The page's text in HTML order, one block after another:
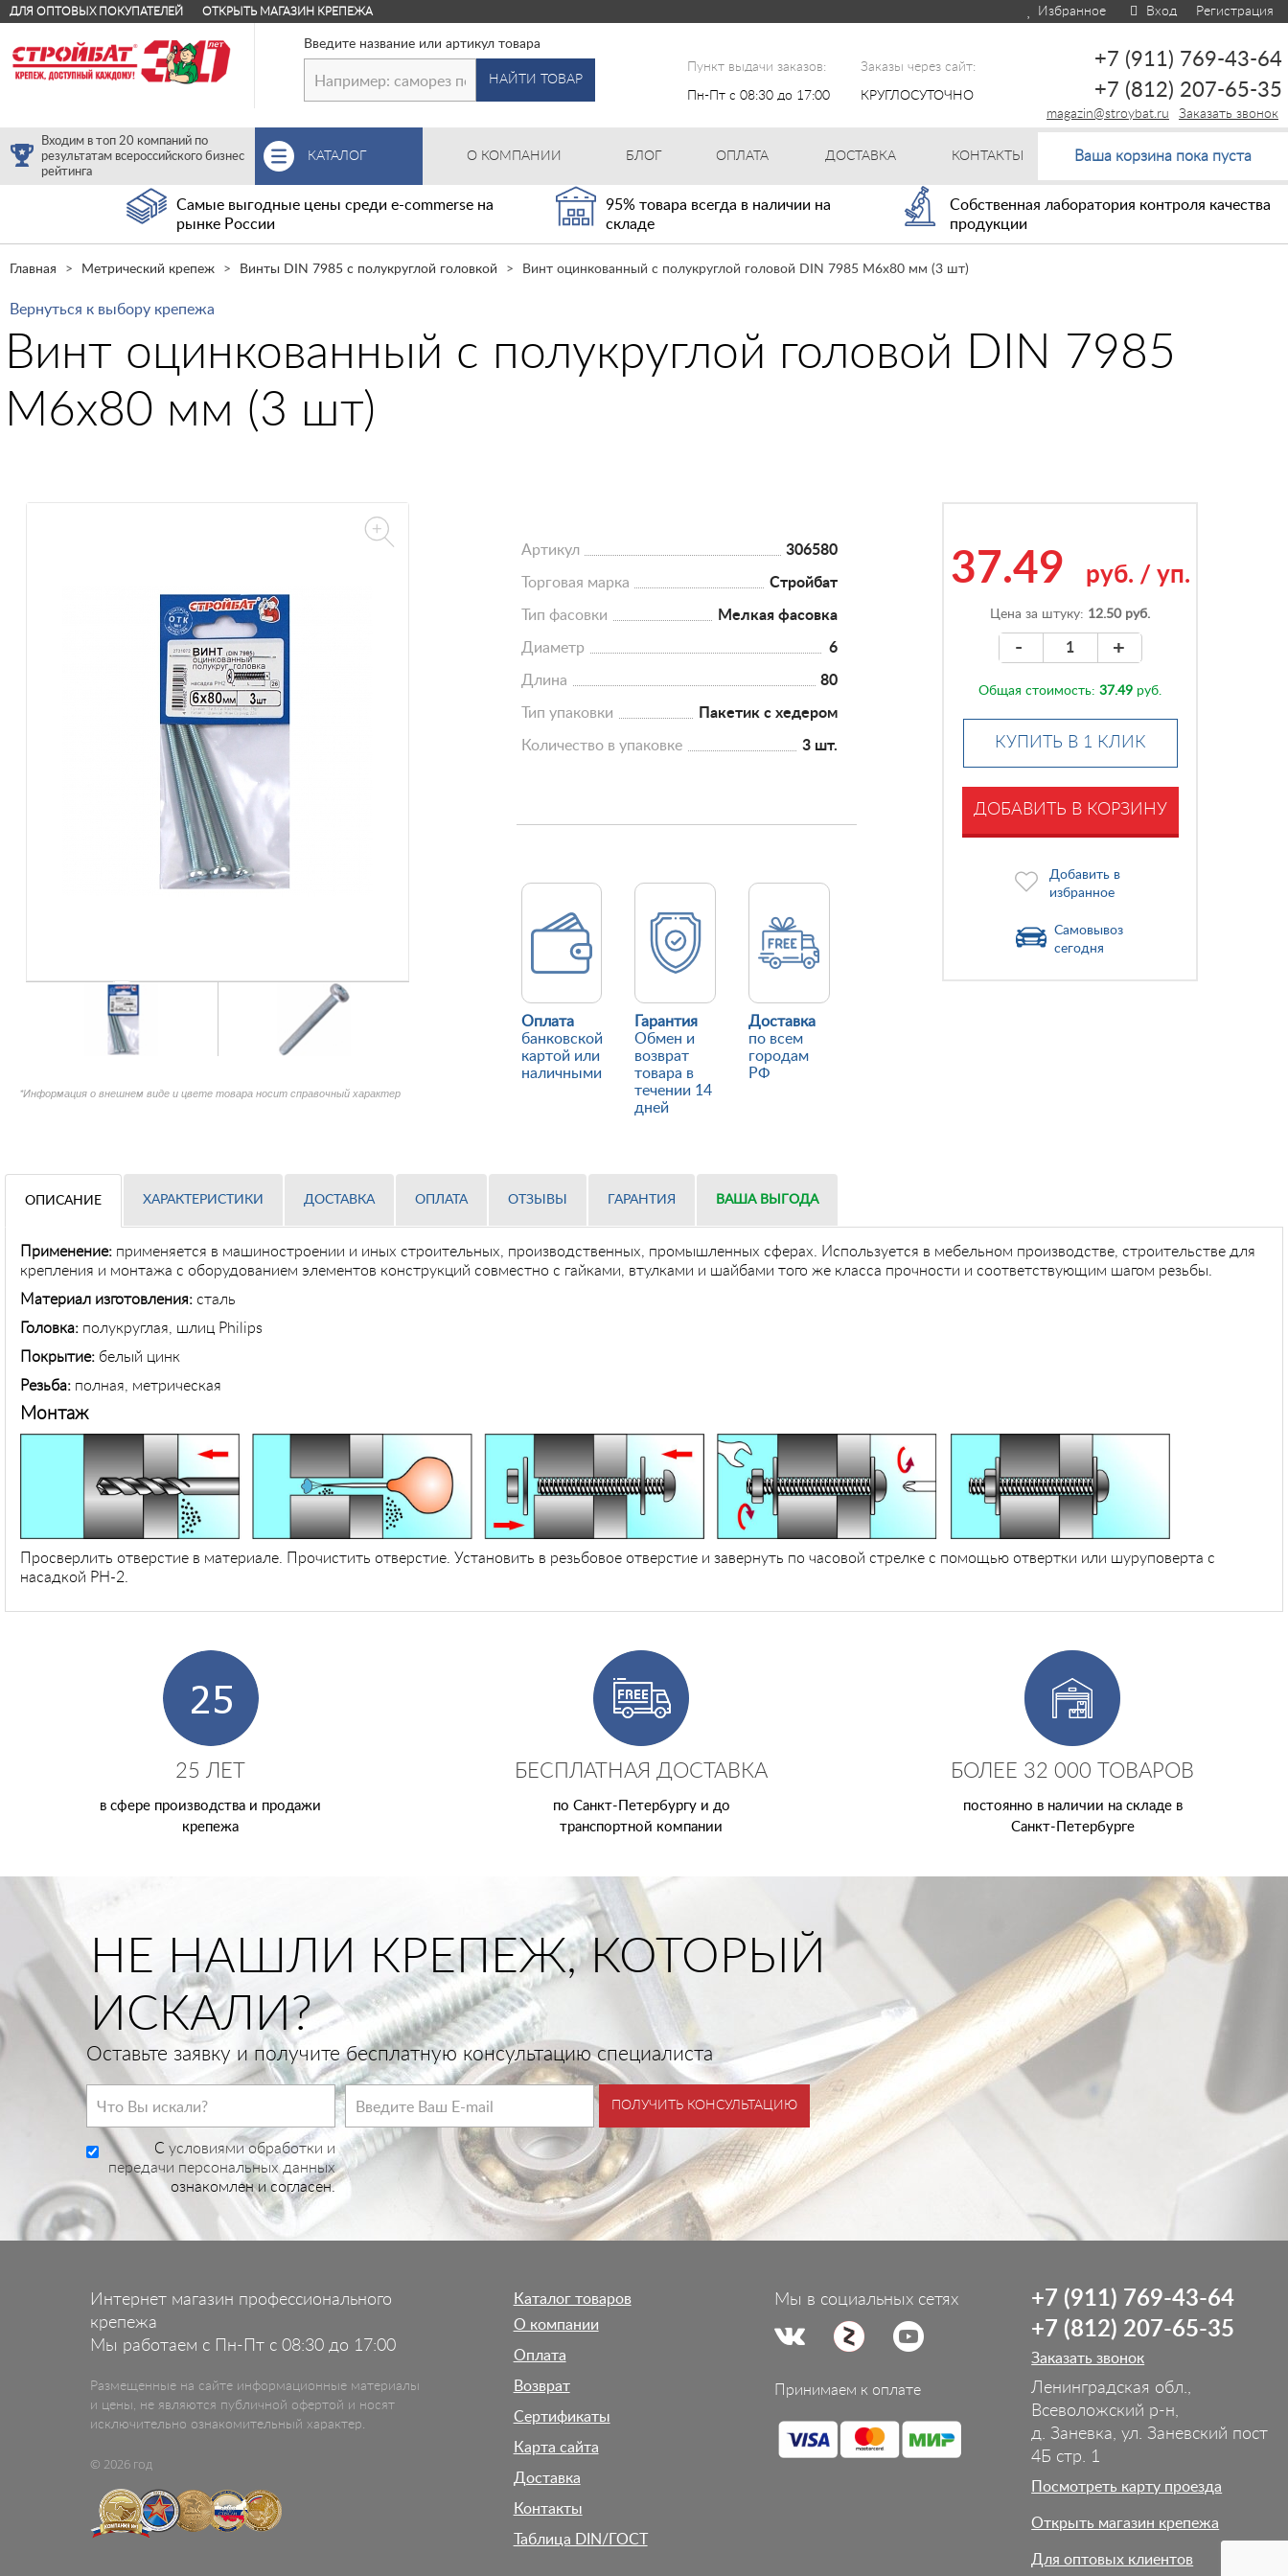
ДЛЯ ОПТОВЫХ ПОКУПАТЕЛЕЙ ОТКРЫТЬ МАГАЗИН КРЕПЕЖА Избранное Вход Регистрация
Введите название или артикул товара
НАЙТИ ТОВАР
Пункт выдачи заказов:
Пн-Пт с 08:30 до 17:00
Заказы через сайт:
КРУГЛОСУТОЧНО
+7 (911) 769-43-64
+7 (812) 207-65-35
Заказать звонок
magazin@stroybat.ru
Входим в топ 20 компаний по
результатам всероссийского бизнес
рейтинга
КАТАЛОГ О КОМПАНИИ БЛОГ ОПЛАТА ДОСТАВКА КОНТАКТЫ Ваша корзина пока пуста
Самые выгодные цены среди e-commerse на
рынке России
95% товара всегда в наличии на
складе
Собственная лаборатория контроля качества
продукции
Главная Метрический крепеж Винты DIN 7985 с полукруглой головкой Винт оцинкованный с полукруглой головой DIN 7985 М6х80 мм (3 шт)
Вернуться к выбору крепежа
Винт оцинкованный с полукруглой головой DIN 7985
М6х80 мм (3 шт)
*Информация о внешнем виде и цвете товара носит справочный характер
Артикул 306580
Торговая марка Стройбат
Тип фасовки Мелкая фасовка
Диаметр 6
Длина 80
Тип упаковки Пакетик с хедером
Количество в упаковке 3 шт.
Оплата
банковской
картой или
наличными
Гарантия
Обмен и
возврат
товара в
течении 14
дней
Доставка
по всем
городам
РФ
37.49 руб. / уп.
Цена за штуку: 12.50 руб.
- +
Общая стоимость:37.49 руб.
КУПИТЬ В 1 КЛИК
ДОБАВИТЬ В КОРЗИНУ
Добавить в
избранное
Самовывоз
сегодня
ОПИСАНИЕ ХАРАКТЕРИСТИКИ ДОСТАВКА ОПЛАТА ОТЗЫВЫ ГАРАНТИЯ ВАША ВЫГОДА
Применение: применяется в машиностроении и иных строительных, производственных, промышленных сферах. Используется в мебельном производстве, строительстве для
крепления и монтажа с оборудованием элементов конструкций совместно с гайками, втулками и шайбами того же класса прочности и соответствующим шагом резьбы.
Материал изготовления: сталь
Головка: полукруглая, шлиц Philips
Покрытие: белый цинк
Резьба: полная, метрическая
Монтаж
Просверлить отверстие в материале. Прочистить отверстие. Установить в резьбовое отверстие и завернуть по часовой стрелке с помощью отвертки или шуруповерта с
насадкой PH-2.
25 ЛЕТ
в сфере производства и продажи
крепежа
БЕСПЛАТНАЯ ДОСТАВКА
по Санкт-Петербургу и до
транспортной компании
БОЛЕЕ 32 000 ТОВАРОВ
постоянно в наличии на складе в
Санкт-Петербурге
НЕ НАШЛИ КРЕПЕЖ, КОТОРЫЙ
ИСКАЛИ?
Оставьте заявку и получите бесплатную консультацию специалиста
C условиями обработки и
передачи персональных данных
ознакомлен и согласен.
ПОЛУЧИТЬ КОНСУЛЬТАЦИЮ
Интернет магазин профессионального
крепежа
Мы работаем с Пн-Пт с 08:30 до 17:00
Размещенные на сайте информационные материалы
и цены, не являются публичной офертой и носят
исключительно ознакомительный характер.
© 2026 год
Каталог товаров
О компании
Оплата
Возврат
Сертификаты
Карта сайта
Доставка
Контакты
Таблица DIN/ГОСТ
Мы в социальных сетях
Принимаем к оплате
+7 (911) 769-43-64
+7 (812) 207-65-35
Заказать звонок
Ленинградская обл.,
Всеволожский р-н,
д. Заневка, ул. Заневский пост
4Б стр. 1
Посмотреть карту проезда
Открыть магазин крепежа
Для оптовых клиентов